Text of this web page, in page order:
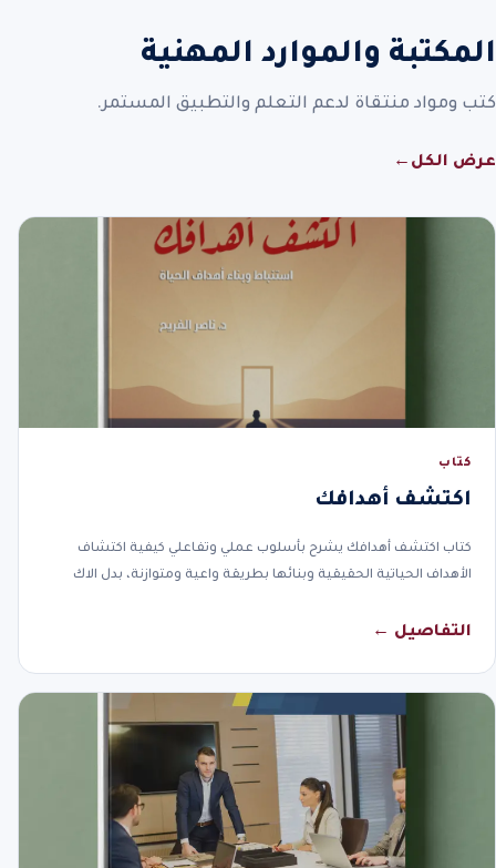
المكتبة والموارد المهنية
كتب ومواد منتقاة لدعم التعلم والتطبيق المستمر.
عرض الكل ←
كتاب
اكتشف أهدافك
كتاب اكتشف أهدافك يشرح بأسلوب عملي وتفاعلي كيفية اكتشاف
الأهداف الحياتية الحقيقية وبنائها بطريقة واعية ومتوازنة، بدل الاك
التفاصيل ←